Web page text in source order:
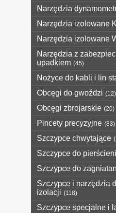
Narzędzia
Narzędzia izolowane
Narzędzia izolowane
Narzędzia z
upadkiem (45)
Nożyce do kabli i lin
Obcęgi do gwoździ (12)
Obcęgi zbrojarskie (20)
Pincety precyzyjne (83)
Szczypce chwytające
Szczypce do
Szczypce do
Szczypce i narzędzia
izolacji (118)
Szczypce specjalne i